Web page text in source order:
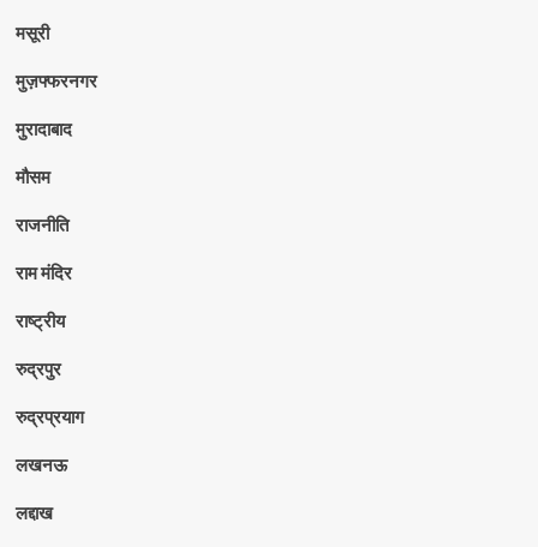
मसूरी
मुज़फ्फरनगर
मुरादाबाद
मौसम
राजनीति
राम मंदिर
राष्ट्रीय
रुद्रपुर
रुद्रप्रयाग
लखनऊ
लद्दाख